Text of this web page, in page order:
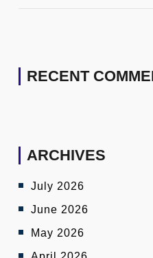
RECENT
ARCHIVES
July 2026
June 2026
May 2026